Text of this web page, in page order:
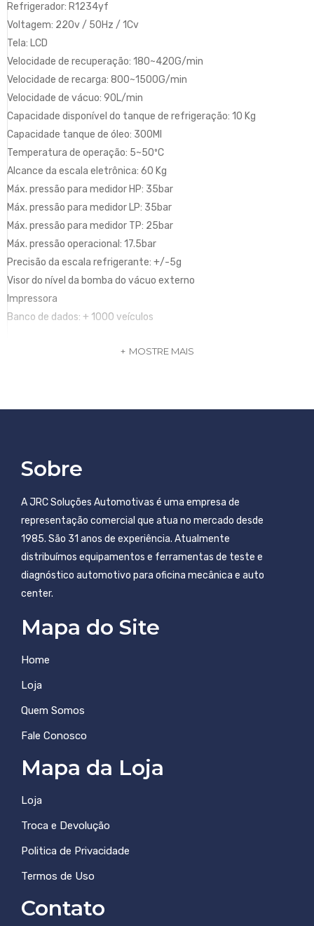
Refrigerador: R1234yf
Voltagem: 220v / 50Hz / 1Cv
Tela: LCD
Velocidade de recuperação: 180~420G/min
Velocidade de recarga: 800~1500G/min
Velocidade de vácuo: 90L/min
Capacidade disponível do tanque de refrigeração: 10 Kg
Capacidade tanque de óleo: 300Ml
Temperatura de operação: 5~50ºC
Alcance da escala eletrônica: 60 Kg
Máx. pressão para medidor HP: 35bar
Máx. pressão para medidor LP: 35bar
Máx. pressão para medidor TP: 25bar
Máx. pressão operacional: 17.5bar
Precisão da escala refrigerante: +/-5g
Visor do nível da bomba do vácuo externo
Impressora
Banco de dados: + 1000 veículos
MOSTRE MAIS
Sobre
A JRC Soluções Automotivas é uma empresa de
representação comercial que atua no mercado desde
1985. São 31 anos de experiência. Atualmente
distribuímos equipamentos e ferramentas de teste e
diagnóstico automotivo para oficina mecânica e auto
center.
Mapa do Site
Home
Loja
Quem Somos
Fale Conosco
Mapa da Loja
Loja
Troca e Devolução
Politica de Privacidade
Termos de Uso
Contato